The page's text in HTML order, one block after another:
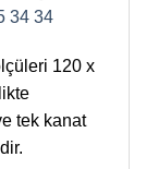
34 34
120 x
tek kanat